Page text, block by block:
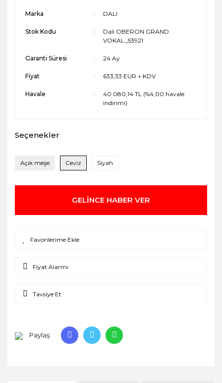
Marka DALI
Stok Kodu
Dali OBERON GRAND
VOKAL_53921
Garanti Süresi 24 Ay
Fiyat 633,33 EUR + KDV
Havale
40.080,14 TL (%4,00 havale
indirimi)
Seçenekler
Açık meşe Ceviz Siyah
GELİNCE HABER VER
Fiyat Alarmı
Tavsiye Et
Paylaş: